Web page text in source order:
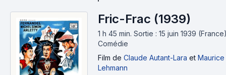
Fric-Frac (1939)
1 h 45 min. Sortie : 15 juin 1939
Comédie
Film de Claude Autant-Lara et Maurice
Lehmann